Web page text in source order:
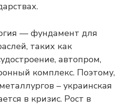
— фундамент для
таких как
автопром,
комплекс. Поэтому,
– украинская
в кризис. Рост в